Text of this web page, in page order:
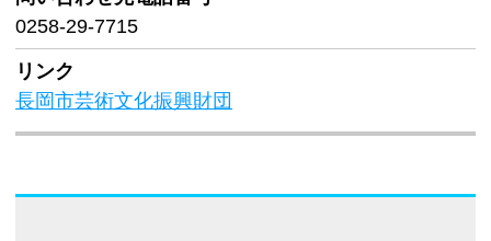
0258-29-7715
リンク
長岡市芸術文化振興財団